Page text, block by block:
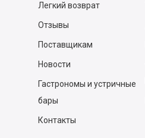
Легкий возврат
Отзывы
Поставщикам
Новости
Гастрономы и устричные
бары
Контакты